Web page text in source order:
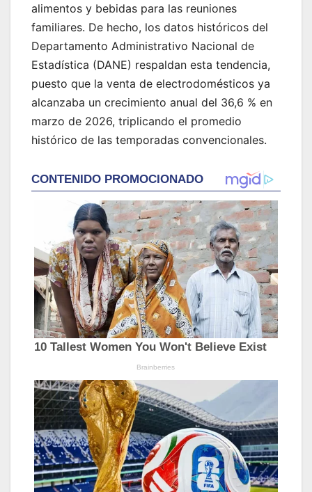
alimentos y bebidas para las reuniones
familiares. De hecho, los datos históricos del
Departamento Administrativo Nacional de
Estadística (DANE) respaldan esta tendencia,
puesto que la venta de electrodomésticos ya
alcanzaba un crecimiento anual del 36,6 % en
marzo de 2026, triplicando el promedio
histórico de las temporadas convencionales.